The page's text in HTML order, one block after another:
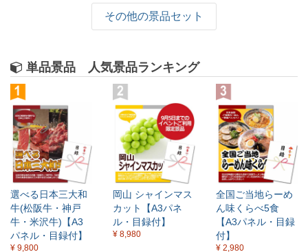
その他の景品セット
単品景品 人気景品ランキング
選べる日本三大和
牛(松阪牛・神戸
牛・米沢牛)【A3
パネル・目録付】
¥ 9,800
岡山 シャインマス
カット【A3パネ
ル・目録付】
¥ 8,980
全国ご当地らーめ
ん味くらべ5食
【A3パネル・目録
付】
¥ 2,980